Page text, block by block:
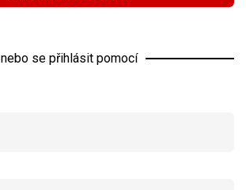
nebo se přihlásit pomocí